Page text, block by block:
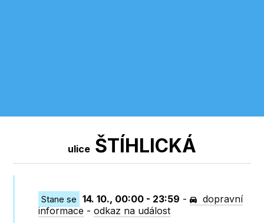
ulice ŠTÍHLICKÁ
Stane se 14. 10., 00:00 - 23:59 -
dopravní
informace -odkaz na událost